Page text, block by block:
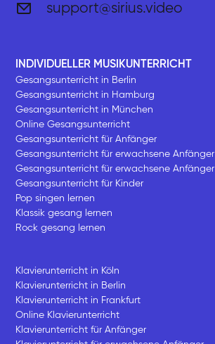
support@sirius.video
INDIVIDUELLER MUSIKUNTERRICHT
Gesangsunterricht in Berlin
Gesangsunterricht in Hamburg
Gesangsunterricht in München
Online Gesangsunterricht
Gesangsunterricht für Anfänger
Gesangsunterricht für erwachsene Anfänger
Gesangsunterricht für erwachsene Anfänger
Gesangsunterricht für Kinder
Pop singen lernen
Klassik gesang lernen
Rock gesang lernen
Klavierunterricht in Köln
Klavierunterricht in Berlin
Klavierunterricht in Frankfurt
Online Klavierunterricht
Klavierunterricht für Anfänger